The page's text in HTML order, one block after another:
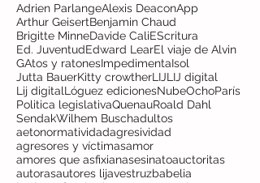
Adrien ParlangeAlexis DeaconApp
Arthur GeisertBenjamin Chaud
Brigitte MinneDavide CaliEScritura
Ed. JuventudEdward LearEl viaje de Alvin
GAtos y ratonesImpedimentaIsol
Jutta BauerKitty crowtherLIJLIJ digital
Lij digitalLóguez edicionesNubeOchoParís
Politica legislativaQuenauRoald Dahl
SendakWilhem Buschadultos
aetonormatividadagresividad
agresores y víctimasamor
amores que asfixianasesinatoauctoritas
autorasautores lijavestruzbabelia